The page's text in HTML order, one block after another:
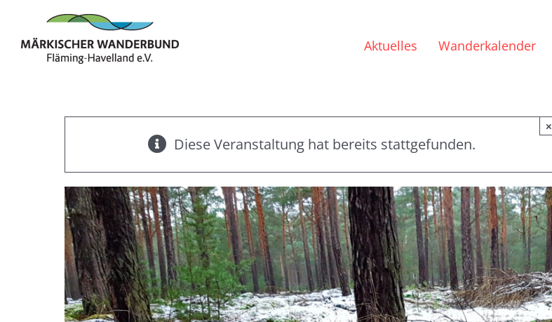
springen
Aktuelles Wanderkalender
×
Diese Veranstaltung hat bereits stattgefunden.